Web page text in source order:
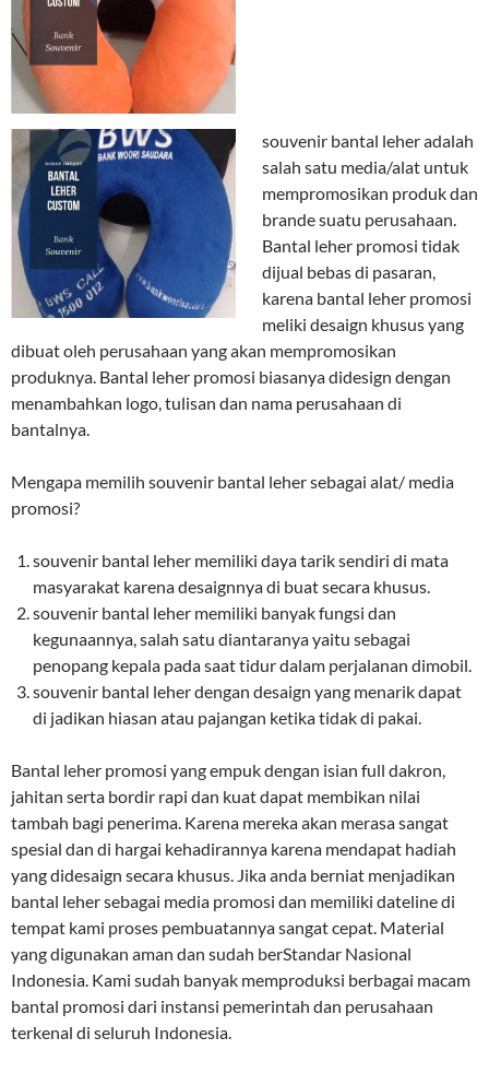
souvenir bantal leher adalah
salah satu media/alat untuk
mempromosikan produk dan
brande suatu perusahaan.
Bantal leher promosi tidak
dijual bebas di pasaran,
karena bantal leher promosi
meliki desaign khusus yang
dibuat oleh perusahaan yang akan mempromosikan
produknya. Bantal leher promosi biasanya didesign dengan
menambahkan logo, tulisan dan nama perusahaan di
bantalnya.
Mengapa memilih souvenir bantal leher sebagai alat/ media
promosi?
souvenir bantal leher memiliki daya tarik sendiri di mata
masyarakat karena desaignnya di buat secara khusus.
souvenir bantal leher memiliki banyak fungsi dan
kegunaannya, salah satu diantaranya yaitu sebagai
penopang kepala pada saat tidur dalam perjalanan dimobil.
souvenir bantal leher dengan desaign yang menarik dapat
di jadikan hiasan atau pajangan ketika tidak di pakai.
Bantal leher promosi yang empuk dengan isian full dakron,
jahitan serta bordir rapi dan kuat dapat membikan nilai
tambah bagi penerima. Karena mereka akan merasa sangat
spesial dan di hargai kehadirannya karena mendapat hadiah
yang didesaign secara khusus. Jika anda berniat menjadikan
bantal leher sebagai media promosi dan memiliki dateline di
tempat kami proses pembuatannya sangat cepat. Material
yang digunakan aman dan sudah berStandar Nasional
Indonesia. Kami sudah banyak memproduksi berbagai macam
bantal promosi dari instansi pemerintah dan perusahaan
terkenal di seluruh Indonesia.